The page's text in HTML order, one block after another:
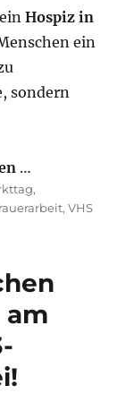
Hospiz in
ein
sondern
…
,
,VHS